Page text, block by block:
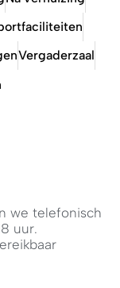
Vergaderzaal
we telefonisch
uur.